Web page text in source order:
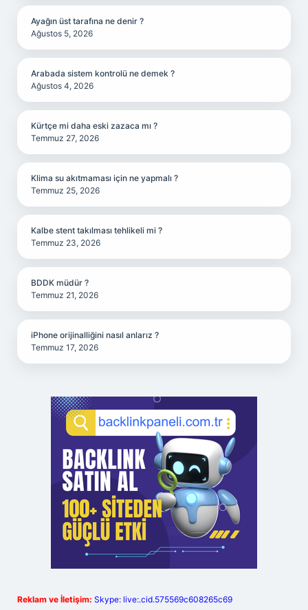
Ayağın üst tarafına ne denir ?
Ağustos 5, 2026
Arabada sistem kontrolü ne demek ?
Ağustos 4, 2026
Kürtçe mi daha eski zazaca mı ?
Temmuz 27, 2026
Klima su akıtmaması için ne yapmalı ?
Temmuz 25, 2026
Kalbe stent takılması tehlikeli mi ?
Temmuz 23, 2026
BDDK müdür ?
Temmuz 21, 2026
iPhone orijinalliğini nasıl anlarız ?
Temmuz 17, 2026
Reklam ve İletişim: Skype: live:.cid.575569c608265c69